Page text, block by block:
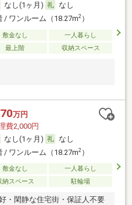
なし(1ヶ月)
なし
/ ワンルーム（18.27m2）
敷金なし
一人暮らし
最上階 収納スペース
万円
費2,000円
なし(1ヶ月)
なし
/ ワンルーム（18.27m2）
敷金なし
一人暮らし
納スペース 駐輪場
・閑静な住宅街・保証人不要